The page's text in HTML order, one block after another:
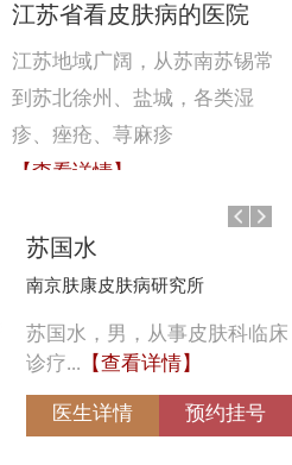
江苏省看皮肤病的医院
江苏地域广阔，从苏南苏锡常
到苏北徐州、盐城，各类湿
疹、痤疮、荨麻疹
【查看详情】
苏国水
南京肤康皮肤病研究所
苏国水，男，从事皮肤科临床
诊疗... 【查看详情】
医生详情 预约挂号